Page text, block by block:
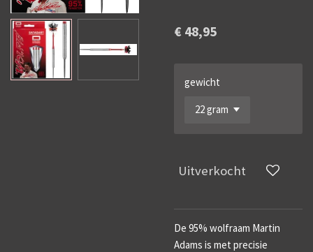
€ 48,95
gewicht
Uitverkocht
De 95% wolfraam Martin
Adams is met precisie